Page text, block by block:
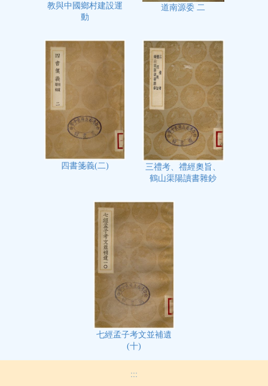
教與中國鄉村建設運
動
道南源委 二
四書箋義(二)
三禮考、禮經奧旨、
鶴山渠陽讀書雜鈔
七經孟子考文並補遺
(十)
:::